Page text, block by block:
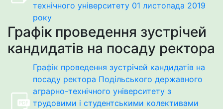
технічного університету 01 листопада 2019
року
Графік проведення зустрічей
кандидатів на посаду ректора
Графік проведення зустрічей кандидатів на
посаду ректора Подільського державного
аграрно-технічного університету з
трудовими і студентськими колективами